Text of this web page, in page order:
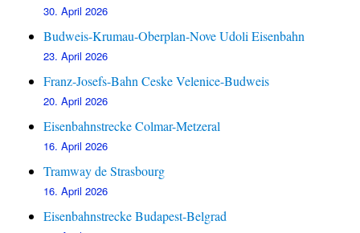
30. April 2026
Budweis-Krumau-Oberplan-Nove Udoli Eisenbahn
23. April 2026
Franz-Josefs-Bahn Ceske Velenice-Budweis
20. April 2026
Eisenbahnstrecke Colmar-Metzeral
16. April 2026
Tramway de Strasbourg
16. April 2026
Eisenbahnstrecke Budapest-Belgrad